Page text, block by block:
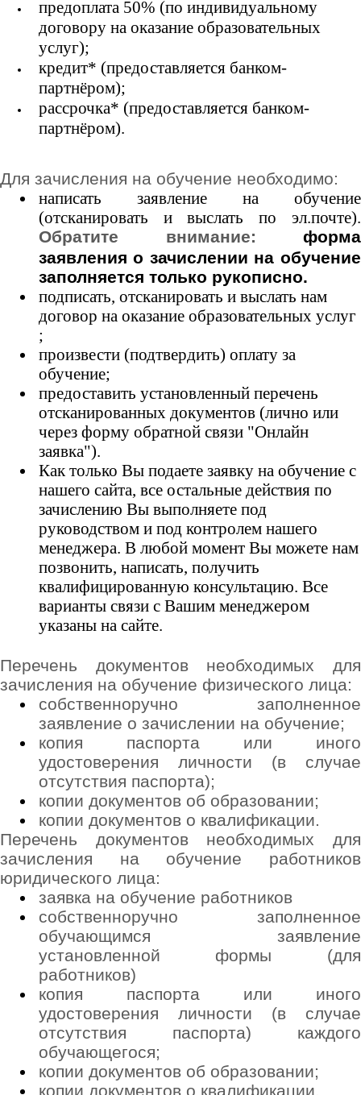
предоплата 50% (по индивидуальному
договору на оказание образовательных
услуг);
кредит* (предоставляется банком-
партнёром);
рассрочка* (предоставляется банком-
партнёром).
Для зачисления на обучение необходимо:
написать заявление на обучение
(отсканировать и выслать по эл.почте).
Обратите внимание:
форма
заявления о зачислении на обучение
заполняется только рукописно.
подписать, отсканировать и выслать нам
договор на оказание образовательных услуг
;
произвести (подтвердить) оплату за
обучение;
предоставить установленный перечень
отсканированных документов (лично или
через форму обратной связи "Онлайн
заявка").
Как только Вы подаете заявку на обучение с
нашего сайта, все остальные действия по
зачислению Вы выполняете под
руководством и под контролем нашего
менеджера. В любой момент Вы можете нам
позвонить, написать, получить
квалифицированную консультацию. Все
варианты связи с Вашим менеджером
указаны на сайте.
Перечень документов необходимых для
зачисления на обучение физического лица:
собственноручно заполненное
заявление о зачислении на обучение;
копия паспорта или иного
удостоверения личности (в случае
отсутствия паспорта);
копии документов об образовании;
копии документов о квалификации.
Перечень документов необходимых для
зачисления на обучение работников
юридического лица:
заявка на обучение работников
собственноручно заполненное
обучающимся заявление
установленной формы (для
работников)
копия паспорта или иного
удостоверения личности (в случае
отсутствия паспорта) каждого
обучающегося;
копии документов об образовании;
копии документов о квалификации.